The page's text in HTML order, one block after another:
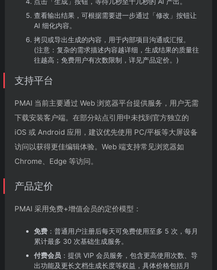
查看输出结果，可根据需要进一步通过「修改」按钮让
AI 细化内容。
拷贝或导出生成的内容，用于内部项目沟通或汇报。
(注意：复杂的需求描述内容越详细，生成结果的质量往
往越高；免费用户有次数限制，详见产品定价。)
支持平台
PMAI 当前主要通过 Web 浏览器平台提供服务，用户无需
下载安装客户端。在部分站点引用中未找到官方独立的
iOS 或 Android 应用，建议优先使用 PC/平板等大屏设备
访问以获得更佳编辑体验。Web 端支持常见浏览器如
Chrome、Edge 等访问。
产品定价
PMAI 采用免费+增值会员的定价模型：
免费 ：普通用户注册后每天可免费使用至多 5 次，每月
累计最多 30 次基础生成服务。
付费会员 ：提供 VIP 会员服务，包含更高使用次数、导
出功能及更长文档生成长度等权益，具体价格包括月